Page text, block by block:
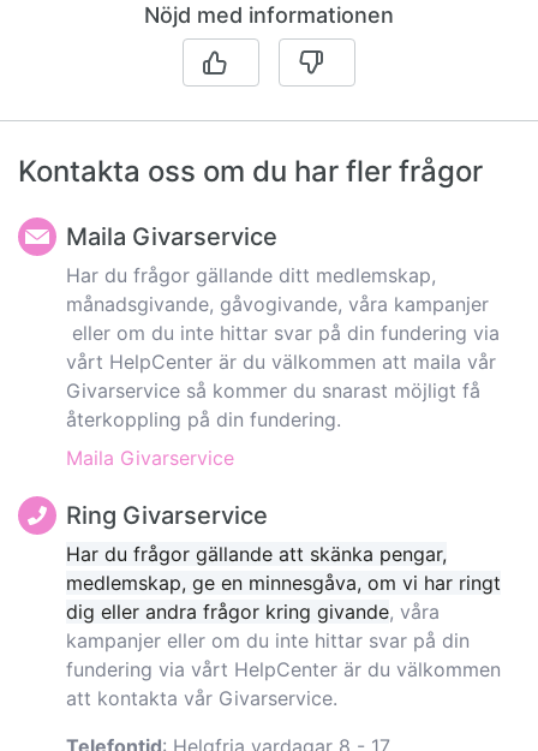
Nöjd med informationen
Kontakta oss om du har fler frågor
Maila Givarservice
Har du frågor gällande ditt medlemskap,
månadsgivande, gåvogivande, våra kampanjer
eller om du inte hittar svar på din fundering via
vårt HelpCenter är du välkommen att maila vår
Givarservice så kommer du snarast möjligt få
återkoppling på din fundering.
Maila Givarservice
Ring Givarservice
Har du frågor gällande att skänka pengar,
medlemskap, ge en minnesgåva, om vi har ringt
dig eller andra frågor kring givande, våra
kampanjer eller om du inte hittar svar på din
fundering via vårt HelpCenter är du välkommen
att kontakta vår Givarservice.
Telefontid: Helgfria vardagar 8 - 17